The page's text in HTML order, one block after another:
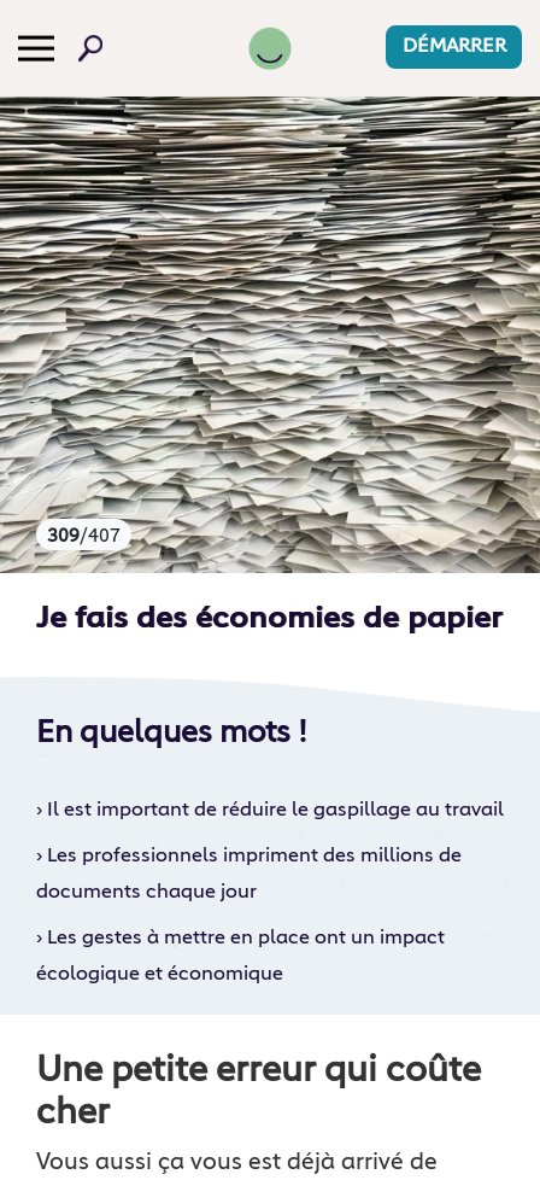
DÉMARRER
309/407
Je fais des économies de papier
En quelques mots !
› Il est important de réduire le gaspillage au travail
› Les professionnels impriment des millions de
documents chaque jour
› Les gestes à mettre en place ont un impact
écologique et économique
Une petite erreur qui coûte
cher
Vous aussi ça vous est déjà arrivé de